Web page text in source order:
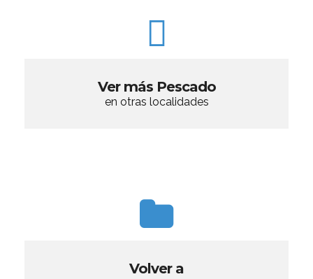
Ver más Pescado
en otras localidades
Volver a